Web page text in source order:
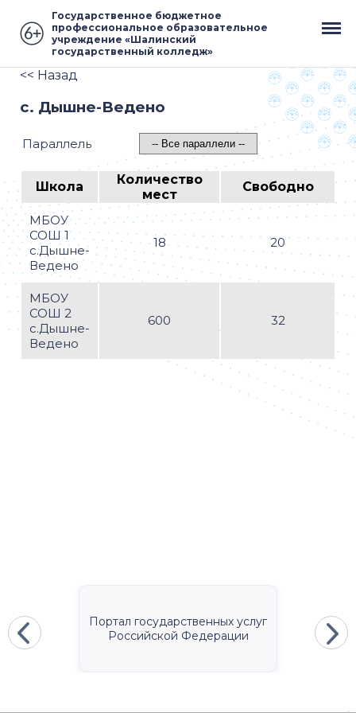
Государственное бюджетное
профессиональное образовательное
учреждение «Шалинский
государственный колледж»
<< Назад
с. Дышне-Ведено
Параллель
Школа
Количество
мест
Свободно
МБОУ
СОШ 1
с.Дышне-
Ведено
18 20
МБОУ
СОШ 2
с.Дышне-
Ведено
600 32
Портал государственных услуг
Российской Федерации